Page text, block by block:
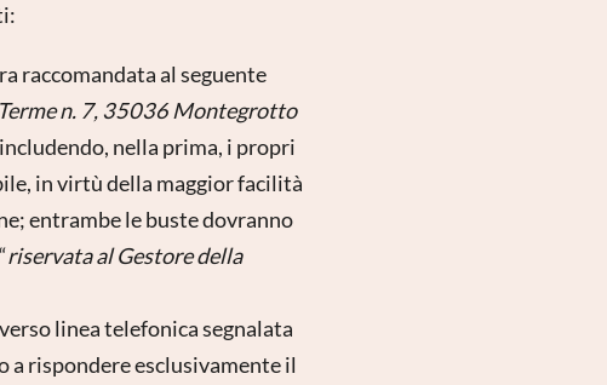
raccomandata al seguente
n. 7, 35036 Montegrotto
nella prima, i propri
in virtù della maggior facilità
entrambe le buste dovranno
riservata al Gestore della
linea telefonica segnalata
a rispondere esclusivamente il